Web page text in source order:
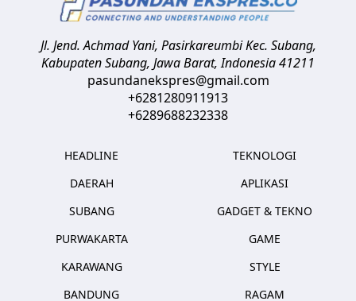
Jl. Jend. Achmad Yani, Pasirkareumbi Kec. Subang,
Kabupaten Subang, Jawa Barat,Indonesia41211
pasundanekspres@gmail.com
+6281280911913
+6289688232338
HEADLINE
DAERAH
SUBANG
PURWAKARTA
KARAWANG
BANDUNG
TEKNOLOGI
APLIKASI
GADGET & TEKNO
GAME
STYLE
RAGAM